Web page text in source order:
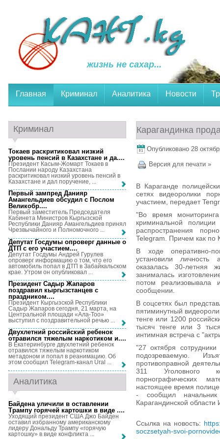
жизнь не сахар...
Главная Криминал Аналитика Новости
Карагандинка
Опубликовано 28
Версия для печати »
В Караганде
сетях видеоролики
участием, передает
"Во время
криминальной
распространения
Telegram. Причем как по
В ходе оперативно-
установили личность
оказалась 30-летняя
занималась
потом реализовывала
сообщении.
В соцсетях был
пятиминутный
тенге или 1200
тысяч тенге или 3
интимная встреча с
"27 октября
подозреваемую.
противоправной
311 Уголовного
порнографических
настоящее время
- сообщил
Карагандинской
Ссылка на новость:
soczsetyah-svoi-
Криминал
Токаев раскритиковал низкий
уровень пенсий в Казахстане и да....
Президент Касым-Жомарт Токаев в
Послании народу Казахстана
раскритиковал низкий уровень пенсий в
Казахстане и дал поручение, ...
Первый зампред Данияр
Амангельдиев обсудил с Послом
Великобр....
Первый заместитель Председателя
Кабинета Министров Кыргызской
Республики Данияр Амангельдиев принял
Чрезвычайного и Полномочного ...
Депутат Госдумы опроверг данные о
ДТП с его участием....
Депутат Госдумы Андрей Гурулев
опроверг информацию о том, что его
автомобиль попал в ДТП в Забайкальском
крае. Утром он опубликовал ...
Президент Садыр Жапаров
поздравил кыргызстанцев с
праздником....
Президент Кыргызской Республики
Садыр Жапаров сегодня, 21 марта, на
Центральной площади «Ала-Тоо»
выступил с поздравительной речью ...
Двухлетний российский ребенок
отравился тяжелым наркотиком и....
В Екатеринбурге двухлетний ребенок
отравился тяжелым наркотиком
метадоном и попал в реанимацию. Об
этом сообщил Telegram-канал Ural ...
Аналитика
Байдена уличили в оставлении
Трампу горячей картошки в виде ....
Уходящий президент США Джо Байден
оставил избранному американскому
лидеру Дональду Трампу «горячую
картошку» в виде конфликта ...